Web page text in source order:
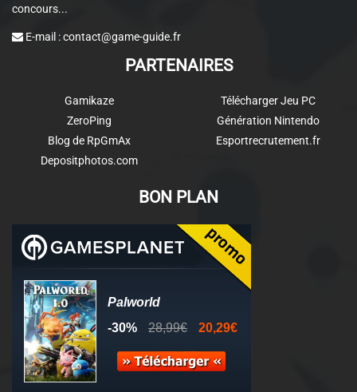
concours...
E-mail :contact@game-guide.fr
PARTENAIRES
Gamikaze
ZeroPing
Blog de RpGmAx
Depositphotos.com
Télécharger Jeu PC
Génération Nintendo
Esportrecrutement.fr
BON PLAN